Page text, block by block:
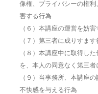
像権、プライバシーの権
害する行為
（６）本講座の運営を妨
（７）第三者に成りすます
（８）本講座中に取得し
を、本人の同意なく第三
（９）当事務所、本講座
不快感を与える行為